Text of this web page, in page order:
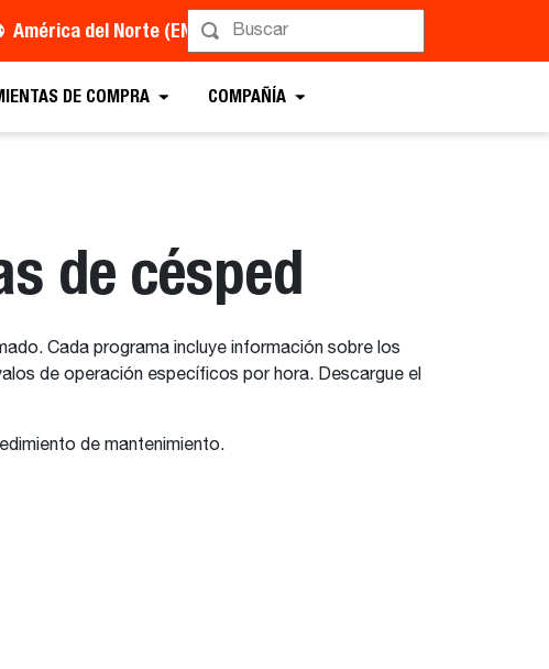
América del Norte (EN)
DE COMPRA COMPAÑÍA
de césped
Cada programa incluye información sobre los
de operación específicos por hora. Descargue el
de mantenimiento.